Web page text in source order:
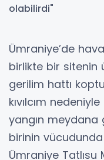
Ümraniye’de hava
birlikte bir sitenin
gerilim hattı
kıvılcım
yangın meydana
birinin vücudunda
Ümraniye Tatlısu